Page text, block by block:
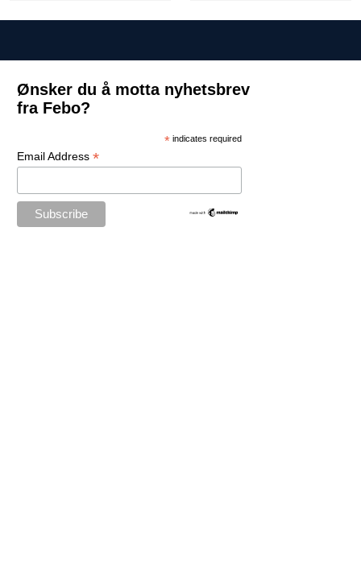
Ønsker du å motta nyhetsbrev
fra Febo?
* indicates required
Email Address *